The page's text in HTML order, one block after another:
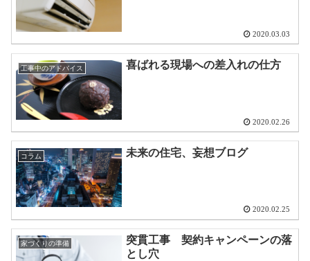
2020.03.03
工事中のアドバイス 喜ばれる現場への差入れの仕方
2020.02.26
コラム 未来の住宅、妄想ブログ
2020.02.25
家づくりの準備
突貫工事 契約キャンペーンの落
とし穴